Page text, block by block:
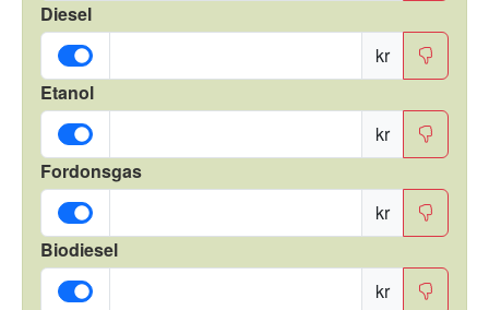
Diesel
kr
Etanol
kr
Fordonsgas
kr
Biodiesel
kr